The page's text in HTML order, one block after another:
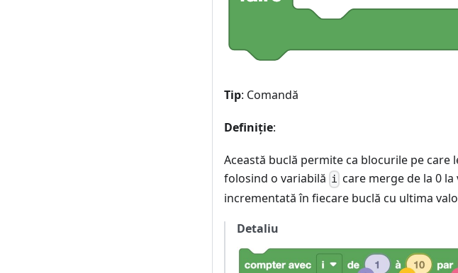
Tip: Comandă
Definiție:
Această buclă permite ca blocurile pe
folosind o variabilă i care merge de la 0
incrementată în fiecare buclă cu ultima
Detaliu